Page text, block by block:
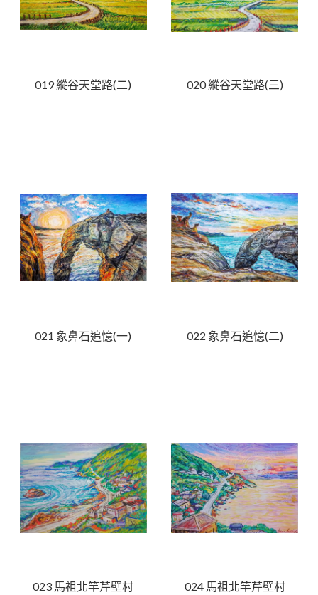
019 縱谷天堂路(二) 020 縱谷天堂路(三)
021 象鼻石追憶(一) 022 象鼻石追憶(二)
023 馬祖北竿芹壁村
024 馬祖北竿芹壁村